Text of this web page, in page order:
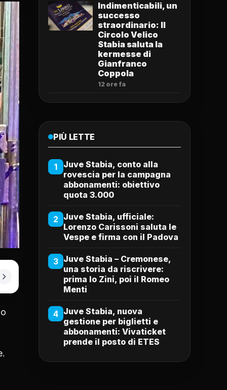
Indimenticabili, un
successo
straordinario: Il
Circolo Velico
Stabia saluta la
kermesse di
Gianfranco
Coppola
12 ore fa
PIÙ LETTE
1
Juve Stabia, conto alla
rovescia per la campagna
abbonamenti: obiettivo
quota 3.000
2 Juve Stabia, ufficiale:
Lorenzo Carissoni saluta le
Vespe e firma con il Padova
3 Juve Stabia – Cremonese,
una storia da riscrivere:
prima lo Zini, poi il Romeo
Menti
4 Juve Stabia, nuova
gestione per biglietti e
abbonamenti: Vivaticket
prende il posto di ETES